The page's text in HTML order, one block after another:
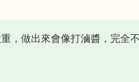
，做出來會像打滷醬，完全